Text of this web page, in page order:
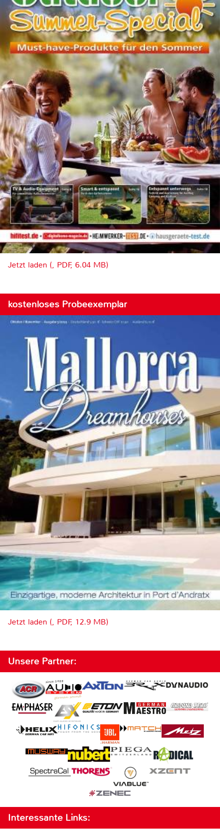
Jetzt laden (, PDF, 6.04 MB)
kostenloses Probeexemplar
Jetzt laden (, PDF, 12.9 MB)
Unsere Partner:
Interessante Links: